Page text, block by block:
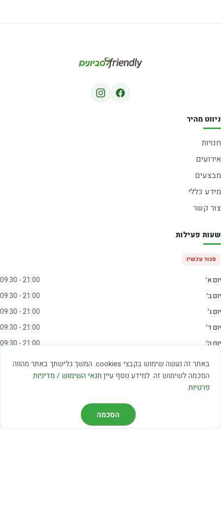
באתר זה נעשה שימוש בקבצי cookies. המשך גלישתך באתר מהווה
הסכמה לשימוש זה. למידע נוסף עיין תנאי השימוש / מדיניות
פרטיות
הסכמה
ניווט מהיר
חנויות
אירועים
מבצעים
מידע כללי
צור קשר
שעות פעילות
סגור עכשיו
יום א׳
09:30 - 21:00
יום ב׳
09:30 - 21:00
יום ג׳
09:30 - 21:00
יום ד׳
09:30 - 21:00
יום ה׳
09:30 - 21:00
יום ו׳
09:00 - 15:00
שבת
20:00 - 23:00